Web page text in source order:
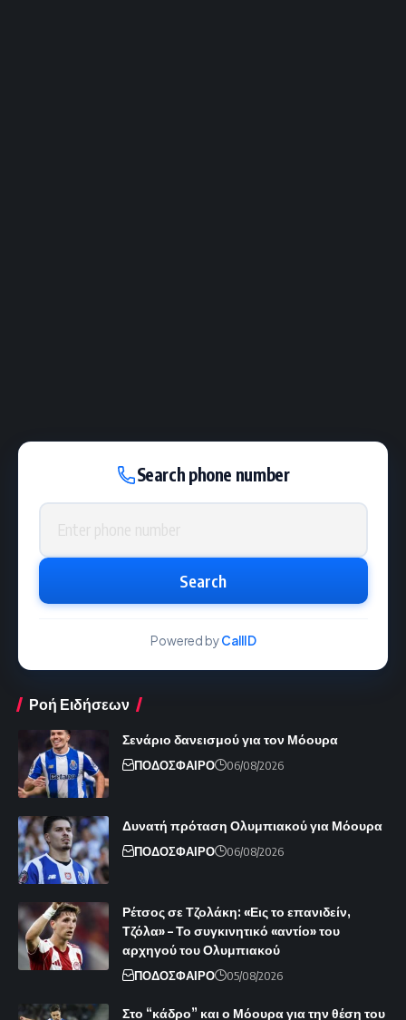
Search phone number
Phone number
Search
Powered byCallID
Ροή Ειδήσεων
Σενάριο δανεισμού για τον Μόουρα
ΠΟΔΟΣΦΑΙΡΟ 06/08/2026
Δυνατή πρόταση Ολυμπιακού για Μόουρα
ΠΟΔΟΣΦΑΙΡΟ 06/08/2026
Ρέτσος σε Τζολάκη: «Εις το επανιδείν,
Τζόλα» – Το συγκινητικό «αντίο» του
αρχηγού του Ολυμπιακού
ΠΟΔΟΣΦΑΙΡΟ 05/08/2026
Στο “κάδρο” και ο Μόουρα για την θέση του